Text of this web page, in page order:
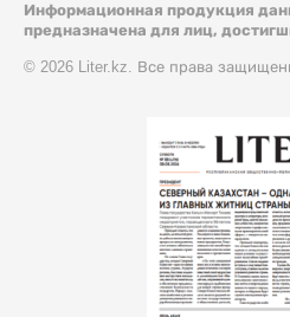
Информационная продукция
предназначена для лиц,
© 2026 Liter.kz. Все права